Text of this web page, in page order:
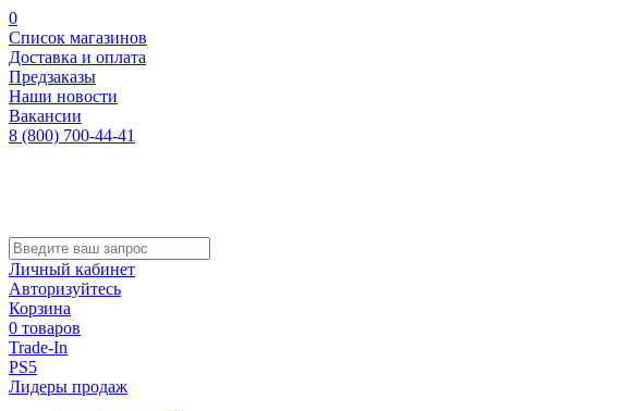
0
Список магазинов
Доставка и оплата
Предзаказы
Наши новости
Вакансии
8 (800) 700-44-41
Личный кабинет
Авторизуйтесь
Корзина
0 товаров
Trade-In
PS5
Лидеры продаж